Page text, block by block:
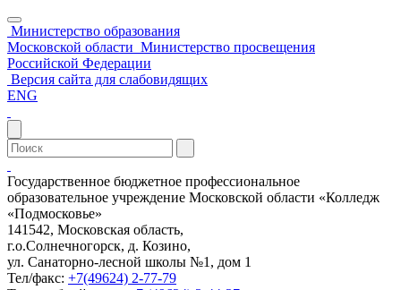
Министерство образования
Московской области Министерство просвещения
Российской Федерации
Версия сайта для слабовидящих
ENG
Государственное бюджетное профессиональное
образовательное учреждение Московской области «Колледж
«Подмосковье»
141542, Московская область,
г.о.Солнечногорск, д. Козино,
ул. Санаторно-лесной школы №1, дом 1
Тел/факс: +7(49624) 2-77-79